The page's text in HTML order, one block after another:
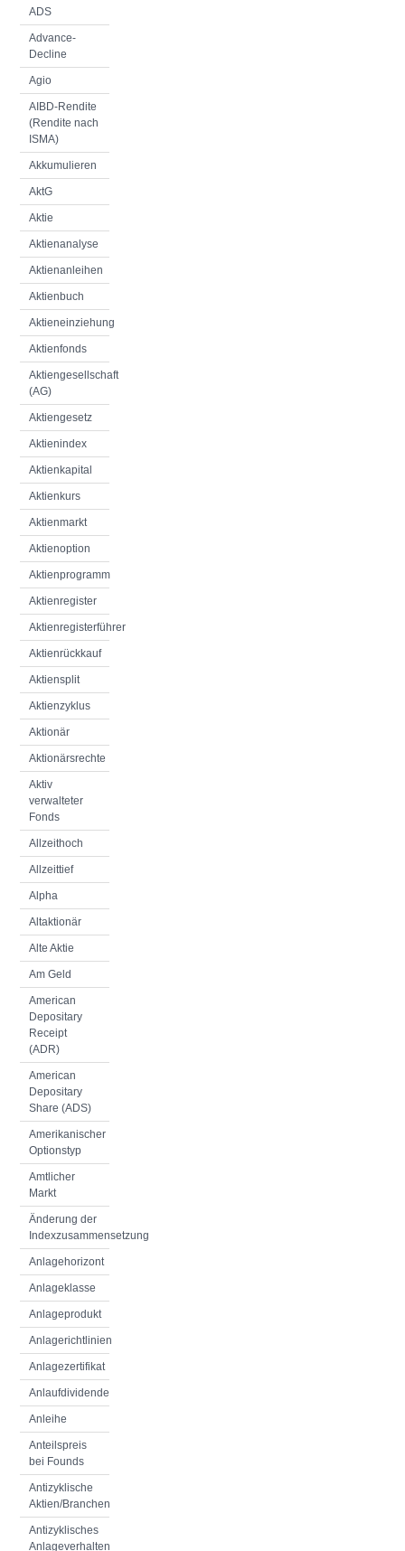
ADS
Advance-
Decline
Agio
AIBD-Rendite
(Rendite nach
ISMA)
Akkumulieren
AktG
Aktie
Aktienanalyse
Aktienanleihen
Aktienbuch
Aktieneinziehung
Aktienfonds
Aktiengesellschaft
(AG)
Aktiengesetz
Aktienindex
Aktienkapital
Aktienkurs
Aktienmarkt
Aktienoption
Aktienprogramm
Aktienregister
Aktienregisterführer
Aktienrückkauf
Aktiensplit
Aktienzyklus
Aktionär
Aktionärsrechte
Aktiv
verwalteter
Fonds
Allzeithoch
Allzeittief
Alpha
Altaktionär
Alte Aktie
Am Geld
American
Depositary
Receipt
(ADR)
American
Depositary
Share (ADS)
Amerikanischer
Optionstyp
Amtlicher
Markt
Änderung der
Indexzusammensetzung
Anlagehorizont
Anlageklasse
Anlageprodukt
Anlagerichtlinien
Anlagezertifikat
Anlaufdividende
Anleihe
Anteilspreis
bei Founds
Antizyklische
Aktien/Branchen
Antizyklisches
Anlageverhalten